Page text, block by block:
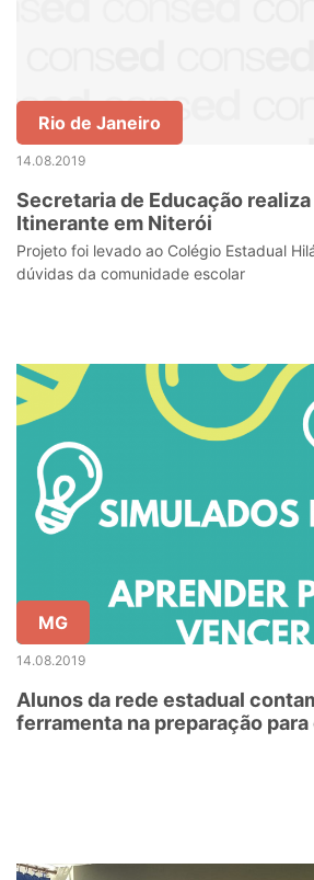
Rio de Janeiro
14.08.2019
Secretaria de Educação
Itinerante em Niterói
Projeto foi levado ao Colégio Estadual
dúvidas da comunidade escolar
MG
14.08.2019
Alunos da rede estadual
ferramenta na preparação para